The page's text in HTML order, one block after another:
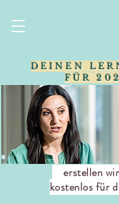
DEINEN
FÜR
erstellen
kostenlos für